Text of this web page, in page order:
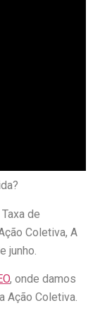
de
Coletiva, A
junho.
, onde damos
Ação Coletiva.